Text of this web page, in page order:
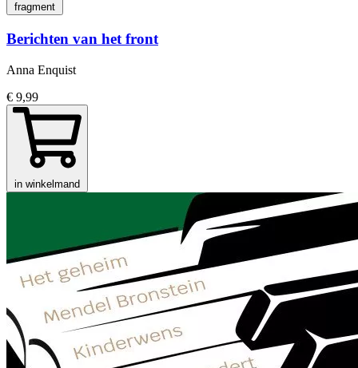
fragment
Berichten van het front
Anna Enquist
€ 9,99
in winkelmand